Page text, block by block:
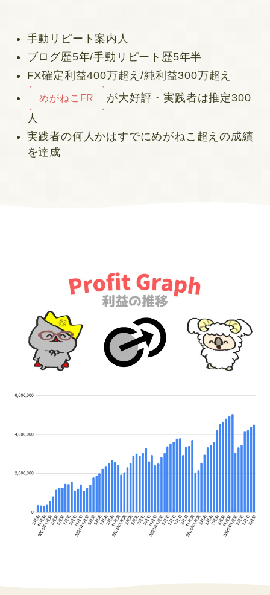
手動リピート案内人
ブログ歴5年/手動リピート歴5年半
FX確定利益400万超え/純利益300万超え
めがねこFR
が大好評・実践者は推定300
人
実践者の何人かはすでにめがねこ超えの成績
を達成